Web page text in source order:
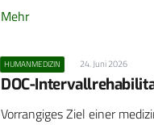
Mehr
HUMANMEDIZIN 24. Juni 2026
DOC-
Vorrangiges Ziel einer